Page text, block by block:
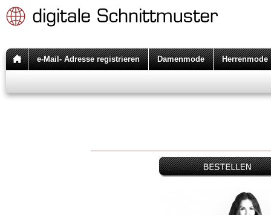
e-Mail- Adresse registrieren Damenmode Herrenmode